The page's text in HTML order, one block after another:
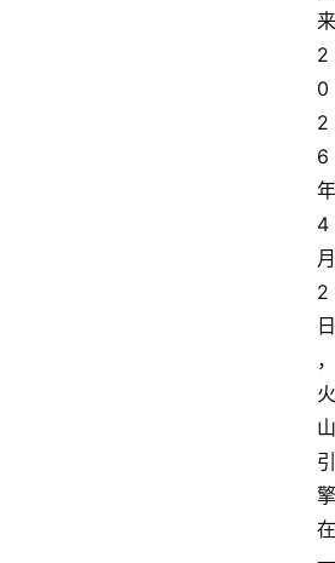
来
2
0
2
6
年
4
月
2
日
，
火
山
引
擎
在